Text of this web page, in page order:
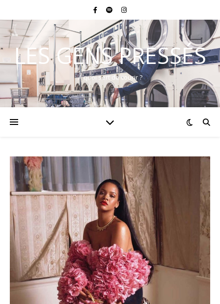
LES GENS PRESSÉS
A quoi sert de courir ?